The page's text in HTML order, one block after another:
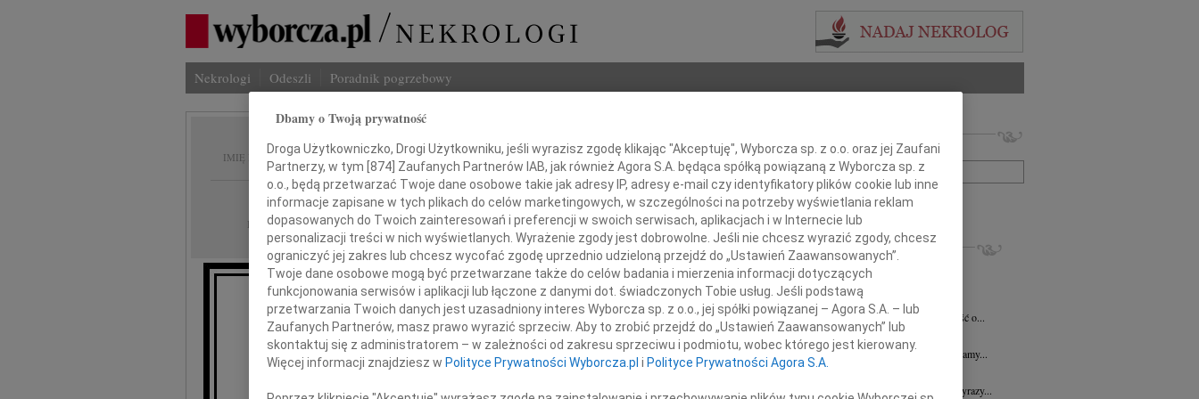
Nekrologi Odeszli Poradnik pogrzebowy
IMIĘ I NAZWISKO: Józef Ozimkowski
REGION: Płock
DATA EMISJI: 28.02.2012
Z głębokim smutkiem przyjęliśmy wiadomość o śmierci
wieloletniego Prezesa Zarządu PSS "Zgoda" w Płocku
Imię i nazwisko lub numer ogłoszenia:
+ szukanie zaawansowane
INNE NEKROLOGI
16.07.2026Płock
Wyrazy głębokiego współczucia dla Pani...
Cezary Fijałkowski 03.07.2026
Z głębokim smutkiem przyjęliśmy wiadomość o...
29.06.2026
Płock
Naszej Koleżance Julicie Kalinowskiej składamy...
19.06.2026
Naszej Koleżance Wioletcie Czajkowskiej wyrazy...
Dbamy o Twoją prywatność
Droga Użytkowniczko, Drogi Użytkowniku, jeśli wyrazisz zgodę klikając "Akceptuję", Wyborcza sp. z o.o. oraz jej Zaufani
Partnerzy, w tym [874] Zaufanych Partnerów IAB, jak również Agora S.A. będąca spółką powiązaną z Wyborcza sp. z
o.o., będą przetwarzać Twoje dane osobowe takie jak adresy IP, adresy e-mail czy identyfikatory plików cookie lub inne
informacje zapisane w tych plikach do celów marketingowych, w szczególności na potrzeby wyświetlania reklam
dopasowanych do Twoich zainteresowań i preferencji w swoich serwisach, aplikacjach i w Internecie lub
personalizacji treści w nich wyświetlanych. Wyrażenie zgody jest dobrowolne. Jeśli nie chcesz wyrazić zgody, chcesz
ograniczyć jej zakres lub chcesz wycofać zgodę uprzednio udzieloną przejdź do „Ustawień Zaawansowanych”.
Twoje dane osobowe mogą być przetwarzane także do celów badania i mierzenia informacji dotyczących
funkcjonowania serwisów i aplikacji lub łączone z danymi dot. świadczonych Tobie usług. Jeśli podstawą
przetwarzania Twoich danych jest uzasadniony interes Wyborcza sp. z o.o., jej spółki powiązanej – Agora S.A. – lub
Zaufanych Partnerów, masz prawo wyrazić sprzeciw. Aby to zrobić przejdź do „Ustawień Zaawansowanych” lub
skontaktuj się z administratorem – w zależności od zakresu sprzeciwu i podmiotu, wobec którego jest kierowany.
Więcej informacji znajdziesz w Polityce Prywatności Wyborcza.pl i Polityce Prywatności Agora S.A.